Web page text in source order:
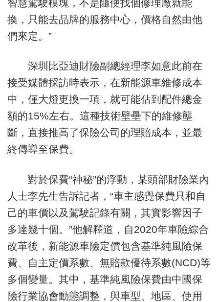
智慧駕駛模塊，不是隨便找個修理廠就能
換，只能去品牌的服務中心，價格自然由他
們來定。”
深圳比亞迪財險副總經理李如意此前在
接受媒體採訪時表示，在新能源車維修成本
中，僅大燈更換一項，就可能佔到配件總金
額的15%左右。這種技術壁壘下的維修壟
斷，直接推高了保險公司的理賠成本，並最
終傳導至保費。
對於保費“神秘”的浮動，某頭部財險業內
人士李先生告訴記者，“車主感覺保費只和自
己的車價以及駕駛記錄有關，其實影響因子
多達幾十個。”他解釋道，自2020年車險綜合
改革後，新能源車險定價包含基準純風險保
費、自主定價系數、無賠款優待系數(NCD)等
多個變量。其中，基準純風險保費由中國保
險行業協會動態調整，與車型、地區、使用